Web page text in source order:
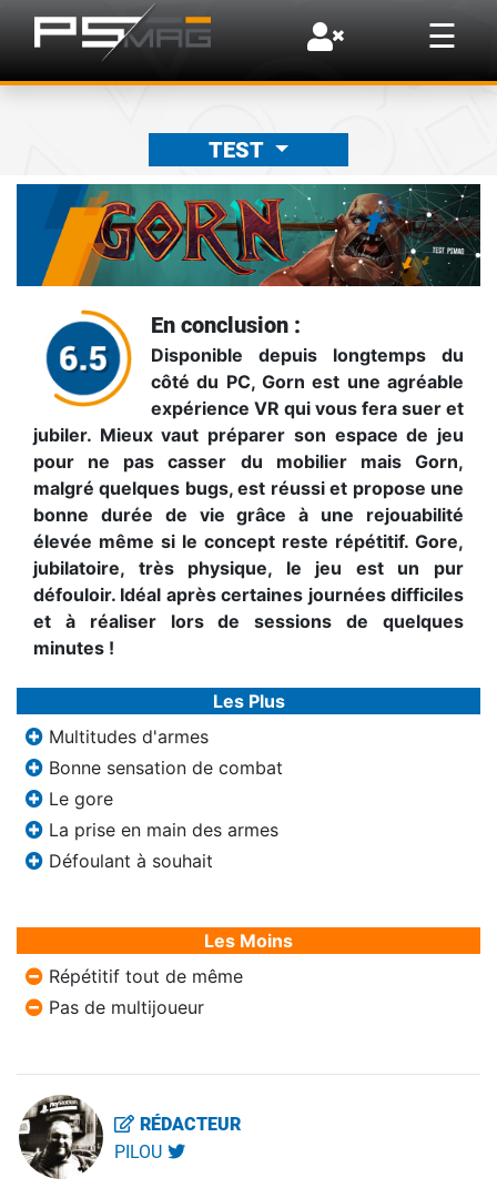
☰
×
TEST
En conclusion :
Disponible depuis longtemps du
côté du PC, Gorn est une agréable
expérience VR qui vous fera suer et
jubiler. Mieux vaut préparer son espace de jeu
pour ne pas casser du mobilier mais Gorn,
malgré quelques bugs, est réussi et propose une
bonne durée de vie grâce à une rejouabilité
élevée même si le concept reste répétitif. Gore,
jubilatoire, très physique, le jeu est un pur
défouloir. Idéal après certaines journées difficiles
et à réaliser lors de sessions de quelques
minutes !
Les Plus
Multitudes d'armes
Bonne sensation de combat
Le gore
La prise en main des armes
Défoulant à souhait
Les Moins
Répétitif tout de même
Pas de multijoueur
RÉDACTEUR
PILOU